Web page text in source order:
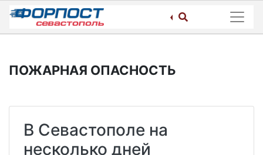
Skip
content
ПОЖАРНАЯ ОПАСНОСТЬ
В Севастополе на
несколько дней